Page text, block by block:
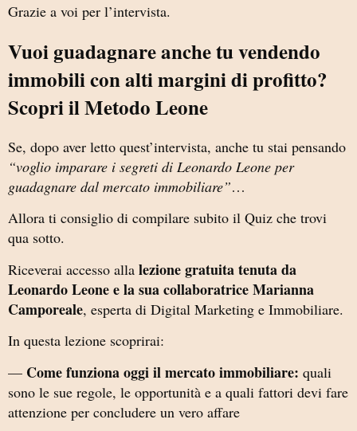
Grazie a voi per l’intervista.
Vuoi guadagnare anche tu vendendo
immobili con alti margini di profitto?
Scopri il Metodo Leone
Se, dopo aver letto quest’intervista, anche tu stai pensando
“voglio imparare i segreti di Leonardo Leone per
guadagnare dal mercato immobiliare”…
Allora ti consiglio di compilare subito il Quiz che trovi
qua sotto.
Riceverai accesso alla lezione gratuita tenuta da
Leonardo Leone e la sua collaboratrice Marianna
Camporeale, esperta di Digital Marketing e Immobiliare.
In questa lezione scoprirai:
— Come funziona oggi il mercato immobiliare: quali
sono le sue regole, le opportunità e a quali fattori devi fare
attenzione per concludere un vero affare